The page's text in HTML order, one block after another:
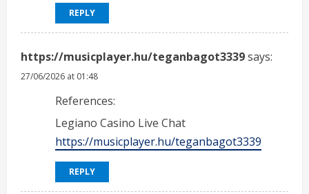
REPLY
https://musicplayer.hu/teganbagot3339says:
27/06/2026 at 01:48
References:
Legiano Casino Live Chat
https://musicplayer.hu/teganbagot3339
REPLY